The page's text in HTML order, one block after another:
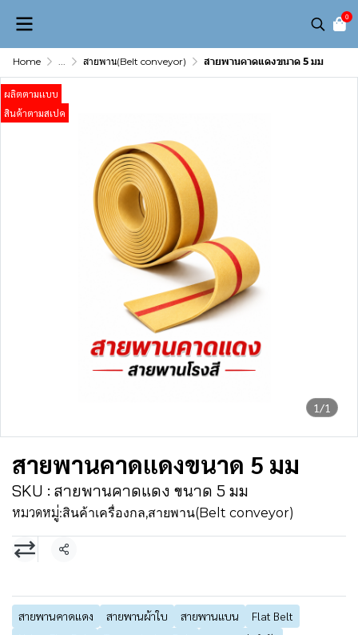
0
Home ... สายพาน(Belt conveyor) สายพานคาดแดงขนาด 5 มม
1/1
ผลิตตามเเบบ
สินค้าตามสเปค
สายพานคาดแดงขนาด 5 มม
SKU : สายพานคาดแดง ขนาด 5 มม
หมวดหมู่:สินค้าเครื่องกล,สายพาน(Belt conveyor)
แชร์
สายพานคาดแดง สายพานผ้าใบ สายพานแบน
Flat Belt